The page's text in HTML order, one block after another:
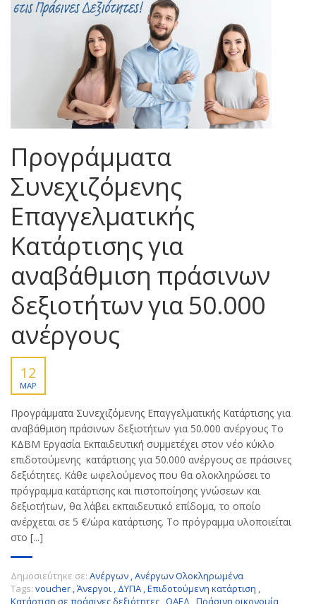
Προγράμματα
Συνεχιζόμενης
Επαγγελματικής
Κατάρτισης για
αναβάθμιση πράσινων
δεξιοτήτων για 50.000
ανέργους
12
ΜΑΡ
Προγράμματα Συνεχιζόμενης Επαγγελματικής Κατάρτισης για
αναβάθμιση πράσινων δεξιοτήτων για 50.000 ανέργους Το
ΚΔΒΜ Εργασία Εκπαιδευτική συμμετέχει στον νέο κύκλο
επιδοτούμενης κατάρτισης για 50.000 ανέργους σε πράσινες
δεξιότητες. Κάθε ωφελούμενος που θα ολοκληρώσει το
πρόγραμμα κατάρτισης και πιστοποίησης γνώσεων και
δεξιοτήτων, θα λάβει εκπαιδευτικό επίδομα, το οποίο
ανέρχεται σε 5 €/ώρα κατάρτισης. Το πρόγραμμα υλοποιείται
στο [...]
Δημοσιεύτηκε σε: Ανέργων ,Ανέργων Ολοκληρωμένα
Tags: voucher ,Άνεργοι , ΔΥΠΑ ,Επιδοτούμενη κατάρτιση ,
Κατάρτιση σε πράσινες δεξιότητες ,ΟΑΕΔ ,Πράσινη οικονομία